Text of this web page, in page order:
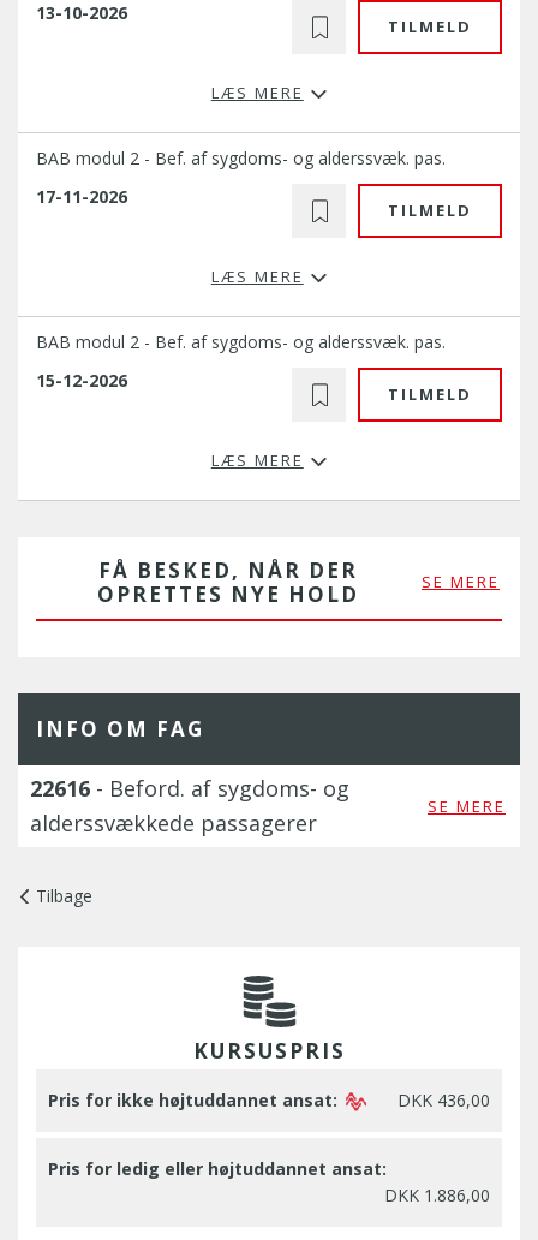
13-10-2026
LÆS MERE
TILMELD
17-11-2026
BAB modul 2 - Bef. af sygdoms- og alderssvæk. pas.
LÆS MERE
TILMELD
15-12-2026
BAB modul 2 - Bef. af sygdoms- og alderssvæk. pas.
LÆS MERE
TILMELD
FÅ BESKED, NÅR DER
OPRETTES NYE HOLD
SE MERE
INFO OM FAG
22616 - Beford. af sygdoms- og
alderssvækkede passagerer
SE MERE
Tilbage
KURSUSPRIS
Pris for ikke højtuddannet ansat: DKK 436,00
Pris for ledig eller højtuddannet ansat:
DKK 1.886,00